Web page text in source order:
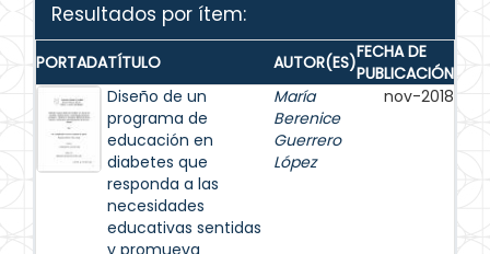
Resultados por ítem:
PORTADATÍTULO AUTOR(ES)FECHA DE
PUBLICACIÓN
Diseño de un
programa de
educación en
diabetes que
responda a las
necesidades
educativas sentidas
y promueva
María
Berenice
Guerrero
López
nov-2018